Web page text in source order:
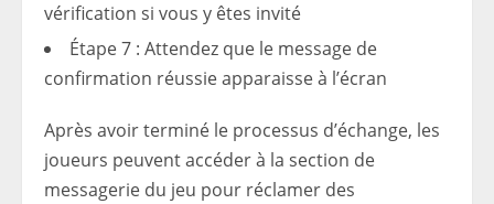
vérification si vous y êtes invité
Étape 7 : Attendez que le message de
confirmation réussie apparaisse à l’écran
Après avoir terminé le processus d’échange, les
joueurs peuvent accéder à la section de
messagerie du jeu pour réclamer des